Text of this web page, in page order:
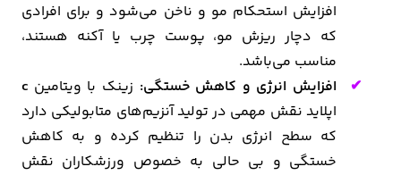
افزایش استحکام مو و ناخن می‌شود و برای افرادی
که دچار ریزش مو، پوست چرب یا آکنه هستند،
مناسب می‌باشد.
افزایش انرژی و کاهش خستگی: زینک با ویتامین c
اپلاید نقش مهمی در تولید آنزیم‌های متابولیکی دارد
که سطح انرژی بدن را تنظیم کرده و به کاهش
خستگی و بی حالی به خصوص ورزشکاران نقش